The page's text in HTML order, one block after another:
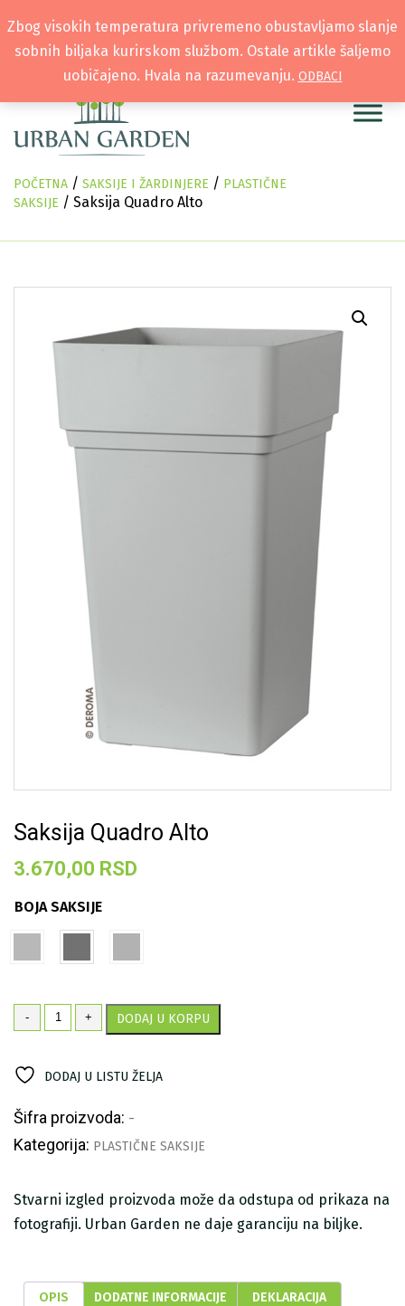
POČETNA / SAKSIJE I ŽARDINJERE / PLASTIČNE
SAKSIJE / Saksija Quadro Alto
Saksija Quadro Alto
3.670,00 RSD
BOJA SAKSIJE
-
Saksija
Quadro
+ DODAJ U KORPU
DODAJ U LISTU ŽELJA
Šifra proizvoda: -
Kategorija: PLASTIČNE SAKSIJE
Stvarni izgled proizvoda može da odstupa od prikaza na
fotografiji. Urban Garden ne daje garanciju na biljke.
OPIS DODATNE INFORMACIJE DEKLARACIJA
Zbog visokih temperatura privremeno obustavljamo slanje
sobnih biljaka kurirskom službom. Ostale artikle šaljemo
uobičajeno. Hvala na razumevanju. ODBACI